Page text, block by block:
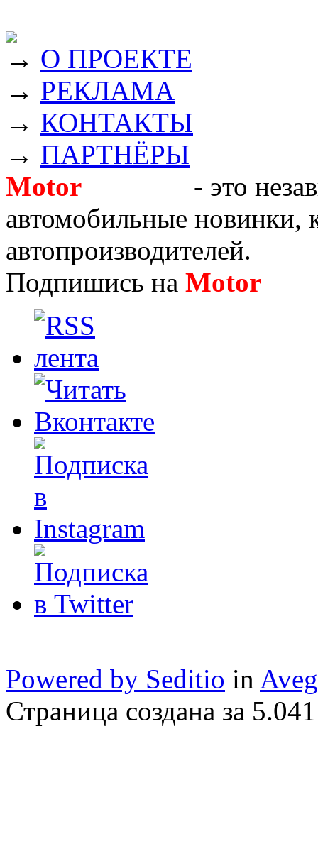
→ О ПРОЕКТЕ
→ РЕКЛАМА
→ КОНТАКТЫ
→ ПАРТНЁРЫ
Motor
- это
автомобильные новинки,
автопроизводителей.
Подпишись на Motor
Powered by Seditio in
Страница создана за